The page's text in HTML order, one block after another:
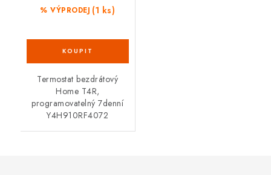
% VÝPRODEJ (1 ks)
Termostat bezdrátový
Home T4R,
programovatelný 7denní
Y4H910RF4072